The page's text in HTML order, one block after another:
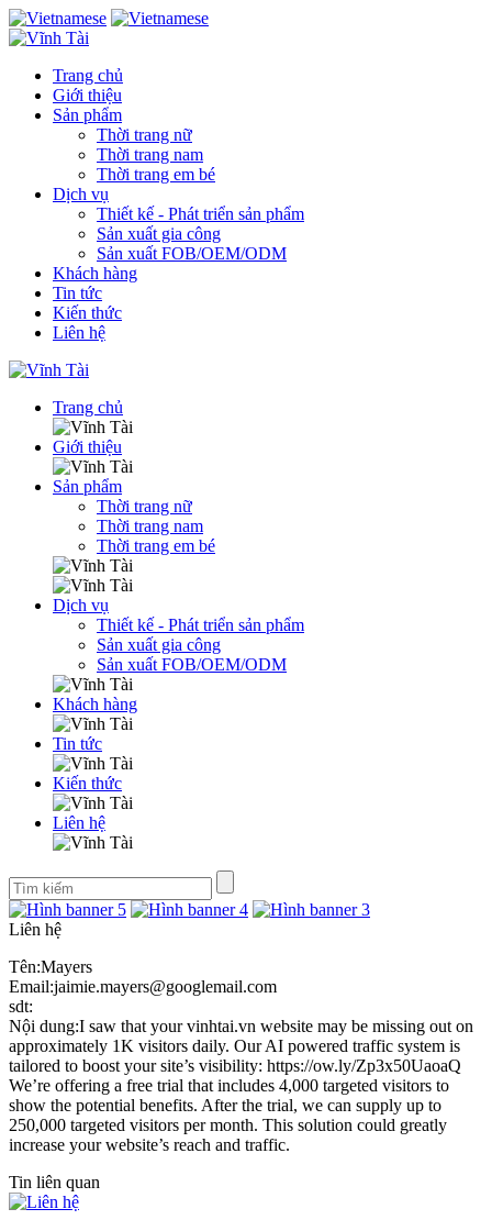
Trang chủ
Giới thiệu
Sản phẩm
Thời trang nữ
Thời trang nam
Thời trang em bé
Dịch vụ
Thiết kế - Phát triển sản phẩm
Sản xuất gia công
Sản xuất FOB/OEM/ODM
Khách hàng
Tin tức
Kiến thức
Liên hệ
Trang chủ
Giới thiệu
Sản phẩm
Thời trang nữ
Thời trang nam
Thời trang em bé
Dịch vụ
Thiết kế - Phát triển sản phẩm
Sản xuất gia công
Sản xuất FOB/OEM/ODM
Khách hàng
Tin tức
Kiến thức
Liên hệ
Liên hệ
Tên:Mayers
Email:jaimie.mayers@googlemail.com
sdt:
Nội dung:I saw that your vinhtai.vn website may be missing out on
approximately 1K visitors daily. Our AI powered traffic system is
tailored to boost your site’s visibility: https://ow.ly/Zp3x50UaoaQ
We’re offering a free trial that includes 4,000 targeted visitors to
show the potential benefits. After the trial, we can supply up to
250,000 targeted visitors per month. This solution could greatly
increase your website’s reach and traffic.
Tin liên quan